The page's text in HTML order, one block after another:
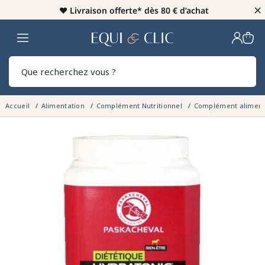
♥️ Livraison offerte* dès 80 € d’achat ×
Home
Accueil Alimentation Complément Nutritionnel Complément